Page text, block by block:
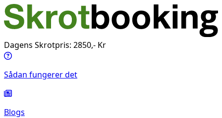
Dagens Skrotpris: 2850,- Kr
Sådan fungerer det
Blogs